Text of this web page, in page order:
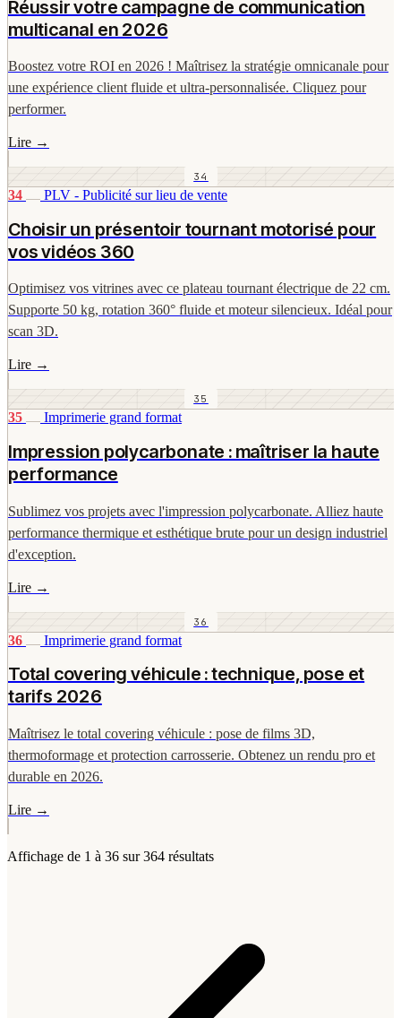
Réussir votre campagne de communication
multicanal en 2026
Boostez votre ROI en 2026 ! Maîtrisez la stratégie omnicanale pour
une expérience client fluide et ultra-personnalisée. Cliquez pour
performer.
Lire →
34
34 PLV - Publicité sur lieu de vente
Choisir un présentoir tournant motorisé pour
vos vidéos 360
Optimisez vos vitrines avec ce plateau tournant électrique de 22 cm.
Supporte 50 kg, rotation 360° fluide et moteur silencieux. Idéal pour
scan 3D.
Lire →
35
35 Imprimerie grand format
Impression polycarbonate : maîtriser la haute
performance
Sublimez vos projets avec l'impression polycarbonate. Alliez haute
performance thermique et esthétique brute pour un design industriel
d'exception.
Lire →
36
36 Imprimerie grand format
Total covering véhicule : technique, pose et
tarifs 2026
Maîtrisez le total covering véhicule : pose de films 3D,
thermoformage et protection carrosserie. Obtenez un rendu pro et
durable en 2026.
Lire →
Affichage de 1 à 36 sur364 résultats